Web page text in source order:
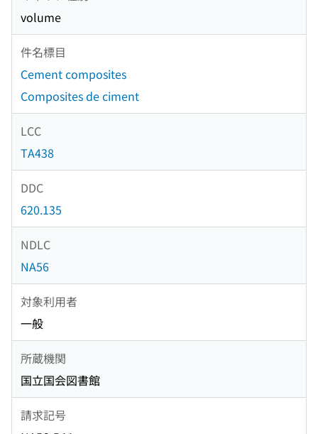
volume
件名標目
Cement composites
Composites de ciment
LCC
TA438
DDC
620.135
NDLC
NA56
対象利用者
一般
所蔵機関
国立国会図書館
請求記号